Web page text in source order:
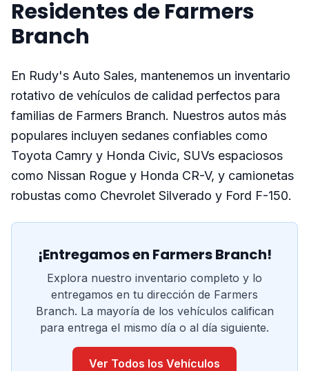
Residentes de Farmers
Branch
En Rudy's Auto Sales, mantenemos un inventario
rotativo de vehículos de calidad perfectos para
familias de Farmers Branch. Nuestros autos más
populares incluyen sedanes confiables como
Toyota Camry y Honda Civic, SUVs espaciosos
como Nissan Rogue y Honda CR-V, y camionetas
robustas como Chevrolet Silverado y Ford F-150.
¡Entregamos en Farmers Branch!
Explora nuestro inventario completo y lo
entregamos en tu dirección de Farmers
Branch. La mayoría de los vehículos califican
para entrega el mismo día o al día siguiente.
Ver Todos los Vehículos